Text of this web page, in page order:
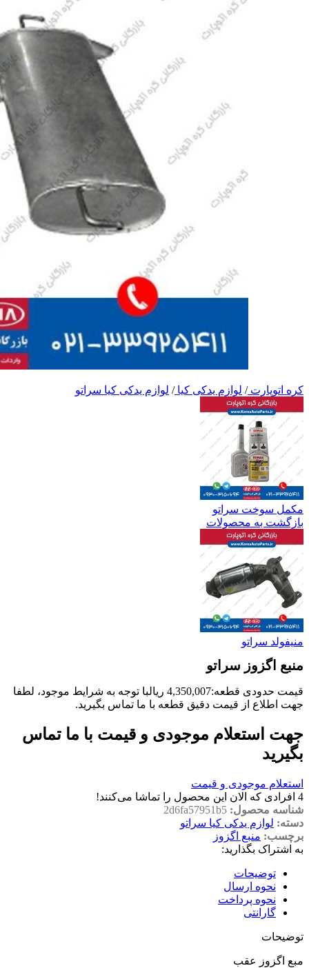
کره اتوپارت/ لوازم یدکی کیا/ لوازم یدکی کیا سراتو
مکمل سوخت سراتو
بازگشت به محصولات
منیفولد سراتو
منبع اگزوز سراتو
قیمت حدودی قطعه:4,350,007 ریالبا توجه به شرایط موجود، لطفا
جهت اطلاع از قیمت دقیق قطعه با ما تماس بگیرید.
جهت استعلام موجودی و قیمت با ما تماس
بگیرید
استعلام موجودی و قیمت
4 افرادی که الان این محصول را تماشا می‌کنند!
شناسه محصول: 2d6fa57951b5
دسته: لوازم یدکی کیا سراتو
برچسب: منبع اگزوز
به اشتراک بگذارید:
توضیحات
نحوه ارسال
نحوه پرداخت
گارانتی
توضیحات
مبع اگزوز عقب